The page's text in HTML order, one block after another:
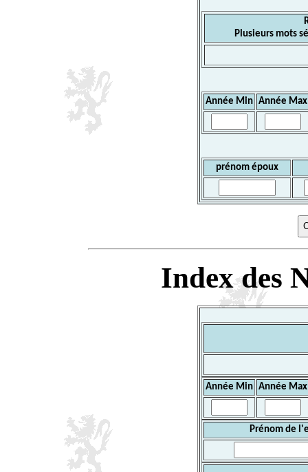
Plusieurs mots
Année Min Année Max
prénom époux
Index des
Année Min Année Max
Prénom de